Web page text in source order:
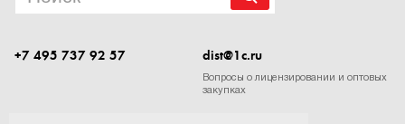
+7 495 737 92 57 dist@1c.ru
Вопросы о лицензировании и оптовых
закупках